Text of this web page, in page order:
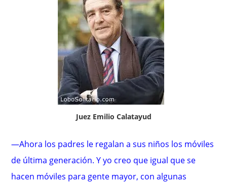
Juez Emilio Calatayud
—Ahora los padres le regalan a sus niños los móviles
de última generación. Y yo creo que igual que se
hacen móviles para gente mayor, con algunas